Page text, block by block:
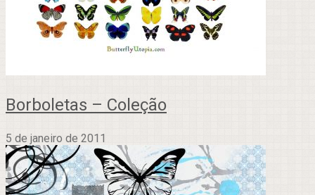
Borboletas – Coleção
5 de janeiro de 2011